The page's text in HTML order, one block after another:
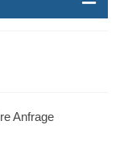
Anfrage